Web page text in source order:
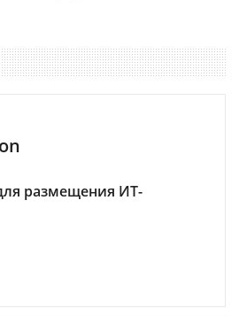
размещения ИТ-